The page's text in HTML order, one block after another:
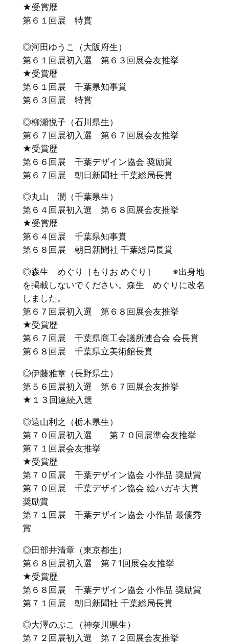
★受賞歴
第６１回展 特賞
◎河田ゆうこ（大阪府生）
第６１回展初入選 第６３回展会友推挙
★受賞暦
第６１回展 千葉県知事賞
第６３回展 特賞
◎柳瀬悦子（石川県生）
第６７回展初入選 第６７回展会友推挙
★受賞歴
第６６回展 千葉デザイン協会 奨励賞
第６７回展 朝日新聞社 千葉総局長賞
◎丸山 潤（千葉県生）
第６４回展初入選 第６８回展会友推挙
★受賞歴
第６４回展 千葉県知事賞
第６８回展 朝日新聞社 千葉総局長賞
◎森生 めぐり［もりお めぐり］ ※出身地
を掲載しないでください。森生 めぐりに改名
しました。
第６７回展初入選 第６８回展会友推挙
★受賞歴
第６７回展 千葉県商工会議所連合会 会長賞
第６８回展 千葉県立美術館長賞
◎伊藤雅章（長野県生）
第５６回展初入選 第６７回展会友推挙
★１３回連続入選
◎遠山利之（栃木県生）
第７０回展初入選 第７０回展準会友推挙
第７１回展会友推挙
★受賞歴
第７０回展 千葉デザイン協会 小作品 奨励賞
第７０回展 千葉デザイン協会 絵ハガキ大賞
奨励賞
第７１回展 千葉デザイン協会 小作品 最優秀
賞
◎田部井清章（東京都生）
第６８回展初入選 第７1回展会友推挙
★受賞歴
第６８回展 千葉デザイン協会 小作品 奨励賞
第７１回展 朝日新聞社 千葉総局長賞
◎大澤のぶこ（神奈川県生）
第７２回展初入選 第７２回展会友推挙